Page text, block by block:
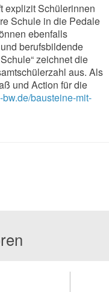
explizit Schülerinnen
Schule in die Pedale
ebenfalls
berufsbildende
zeichnet die
aus. Als
und Action für die
bausteine-mit-